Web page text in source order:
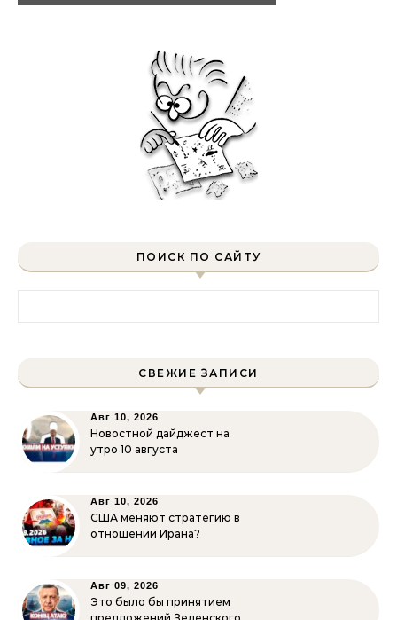
ПОИСК ПО САЙТУ
СВЕЖИЕ ЗАПИСИ
Авг 10, 2026
Новостной дайджест на
утро 10 августа
Авг 10, 2026
США меняют стратегию в
отношении Ирана?
Авг 09, 2026
Это было бы принятием